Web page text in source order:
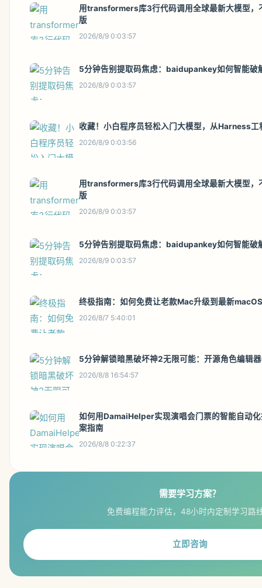
用transformers库3行代码调用全球最新大模型，
版
2026/8/9 0:03:57
5分钟告别提取码焦虑：baidupankey如何智能破
2026/8/9 0:03:57
收藏！小白程序员轻松入门大模型，从Harness工
2026/8/9 0:03:56
用transformers库3行代码调用全球最新大模型，
版
2026/8/9 0:03:57
5分钟告别提取码焦虑：baidupankey如何智能破
2026/8/9 0:03:57
终极指南：如何免费让老款Mac升级到最新
2026/8/7 5:40:01
5分钟解锁暗黑破坏神2无限可能：开源角色编辑
2026/8/8 16:54:57
如何用DamaiHelper实现演唱会门票的智能自动
案指南
2026/8/8 0:22:37
需要学习方案？
免费编程能力评估，48小时内定制学习路
立即咨询